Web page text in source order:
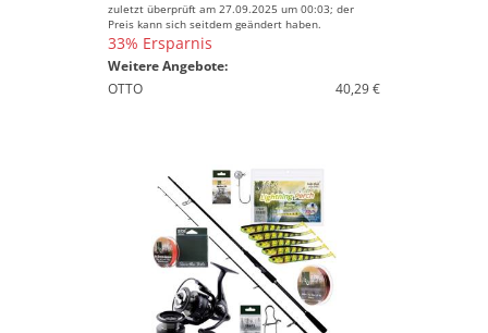
zuletzt überprüft am 27.09.2025 um 00:03; der
Preis kann sich seitdem geändert haben.
33% Ersparnis
Weitere Angebote:
OTTO
40,29 €